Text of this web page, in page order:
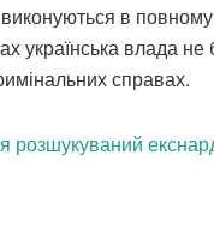
в
українська влада
справах.
розшукуваний